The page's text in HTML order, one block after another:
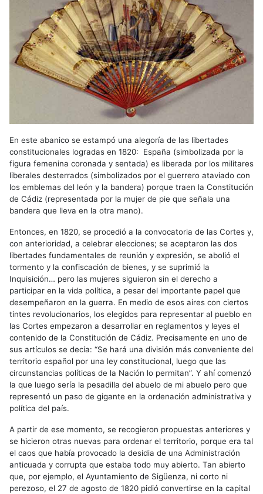
En este abanico se estampó una alegoría de las libertades
constitucionales logradas en 1820: España (simbolizada por la
figura femenina coronada y sentada) es liberada por los militares
liberales desterrados (simbolizados por el guerrero ataviado con
los emblemas del león y la bandera) porque traen la Constitución
de Cádiz (representada por la mujer de pie que señala una
bandera que lleva en la otra mano).
Entonces, en 1820, se procedió a la convocatoria de las Cortes y,
con anterioridad, a celebrar elecciones; se aceptaron las dos
libertades fundamentales de reunión y expresión, se abolió el
tormento y la confiscación de bienes, y se suprimió la
Inquisición… pero las mujeres siguieron sin el derecho a
participar en la vida política, a pesar del importante papel que
desempeñaron en la guerra. En medio de esos aires con ciertos
tintes revolucionarios, los elegidos para representar al pueblo en
las Cortes empezaron a desarrollar en reglamentos y leyes el
contenido de la Constitución de Cádiz. Precisamente en uno de
sus artículos se decía: “Se hará una división más conveniente del
territorio español por una ley constitucional, luego que las
circunstancias políticas de la Nación lo permitan”. Y ahí comenzó
la que luego sería la pesadilla del abuelo de mi abuelo pero que
representó un paso de gigante en la ordenación administrativa y
política del país.
A partir de ese momento, se recogieron propuestas anteriores y
se hicieron otras nuevas para ordenar el territorio, porque era tal
el caos que había provocado la desidia de una Administración
anticuada y corrupta que estaba todo muy abierto. Tan abierto
que, por ejemplo, el Ayuntamiento de Sigüenza, ni corto ni
perezoso, el 27 de agosto de 1820 pidió convertirse en la capital